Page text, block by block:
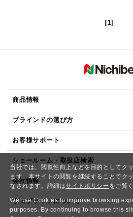
当社では、閲覧性向上などを目的としてク
ます。本サイトの閲覧を継続することでク
なされます。詳細はサイトポリシー をご覧
We use Cookies to improve browsing
purposes. By continuing to browse this
[1]
商品情報
ブラインドの選び方
お客様サポート
ショールーム・取扱店検索
会社情報
ウェブサイトについて